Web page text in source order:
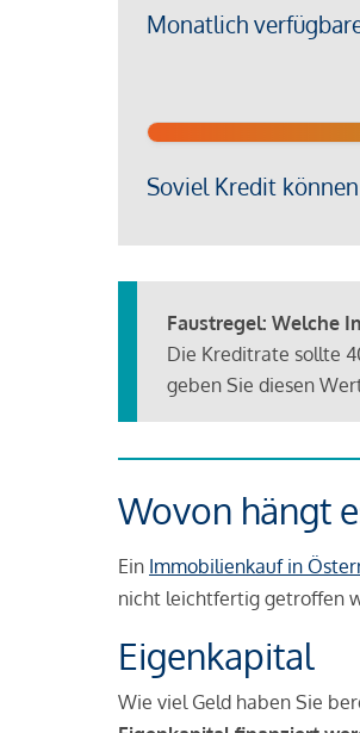
Monatlich
Soviel Kredit
Faustregel: Welche
Die Kreditrate sollte
geben Sie diesen
Wovon hängt
Ein Immobilienkauf in
nicht leichtfertig getroffen
Eigenkapital
Wie viel Geld haben Sie